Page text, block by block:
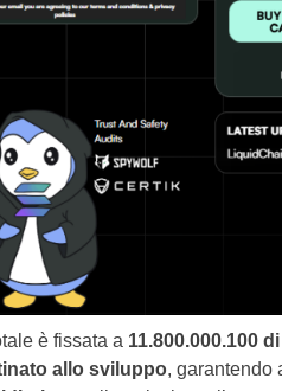
è fissata a 11.800.000.100
allo sviluppo, garantendo